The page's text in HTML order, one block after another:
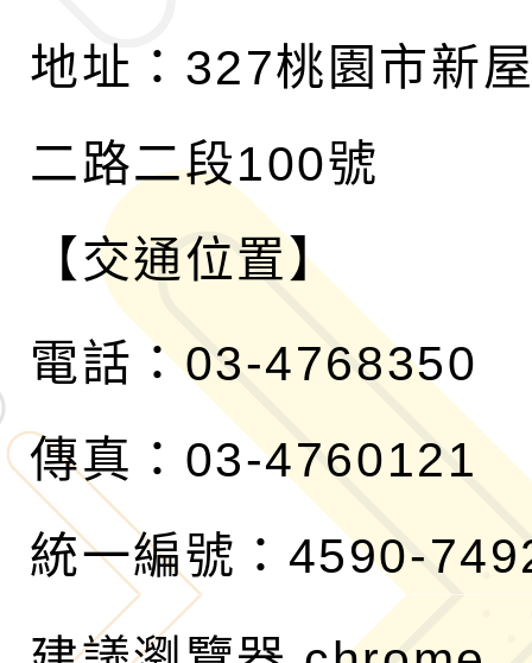
地址：327桃園市新
二路二段100號
【交通位置】
電話：03-4768350
傳真：03-4760121
統一編號：4590-